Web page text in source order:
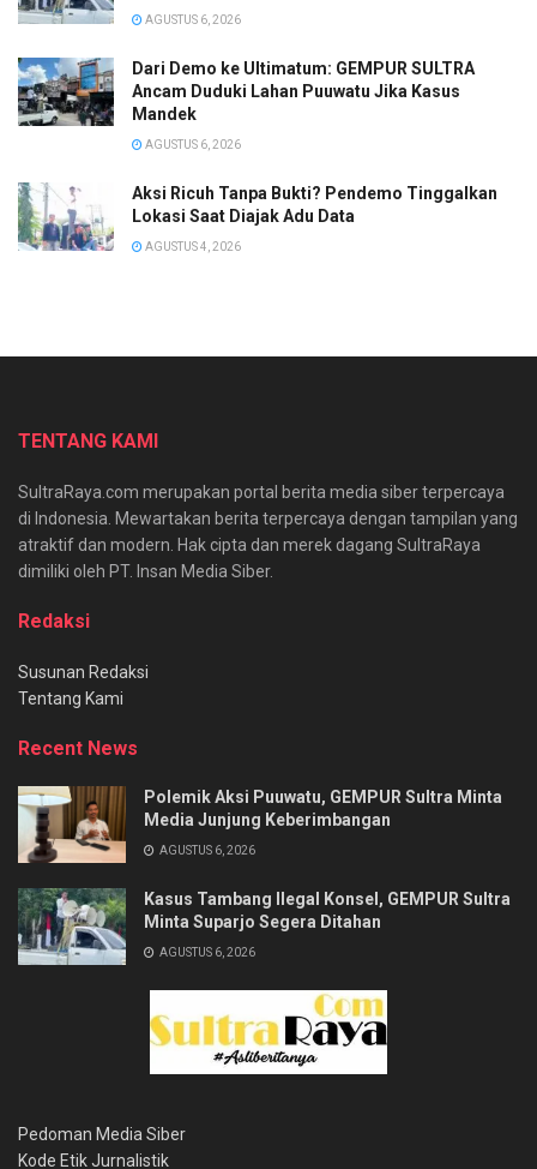
AGUSTUS 6, 2026
Dari Demo ke Ultimatum: GEMPUR SULTRA
Ancam Duduki Lahan Puuwatu Jika Kasus
Mandek
AGUSTUS 6, 2026
Aksi Ricuh Tanpa Bukti? Pendemo Tinggalkan
Lokasi Saat Diajak Adu Data
AGUSTUS 4, 2026
TENTANG KAMI
SultraRaya.com merupakan portal berita media siber terpercaya
di Indonesia. Mewartakan berita terpercaya dengan tampilan yang
atraktif dan modern. Hak cipta dan merek dagang SultraRaya
dimiliki oleh PT. Insan Media Siber.
Redaksi
Susunan Redaksi
Tentang Kami
Recent News
Polemik Aksi Puuwatu, GEMPUR Sultra Minta
Media Junjung Keberimbangan
AGUSTUS 6, 2026
Kasus Tambang Ilegal Konsel, GEMPUR Sultra
Minta Suparjo Segera Ditahan
AGUSTUS 6, 2026
Pedoman Media Siber
Kode Etik Jurnalistik